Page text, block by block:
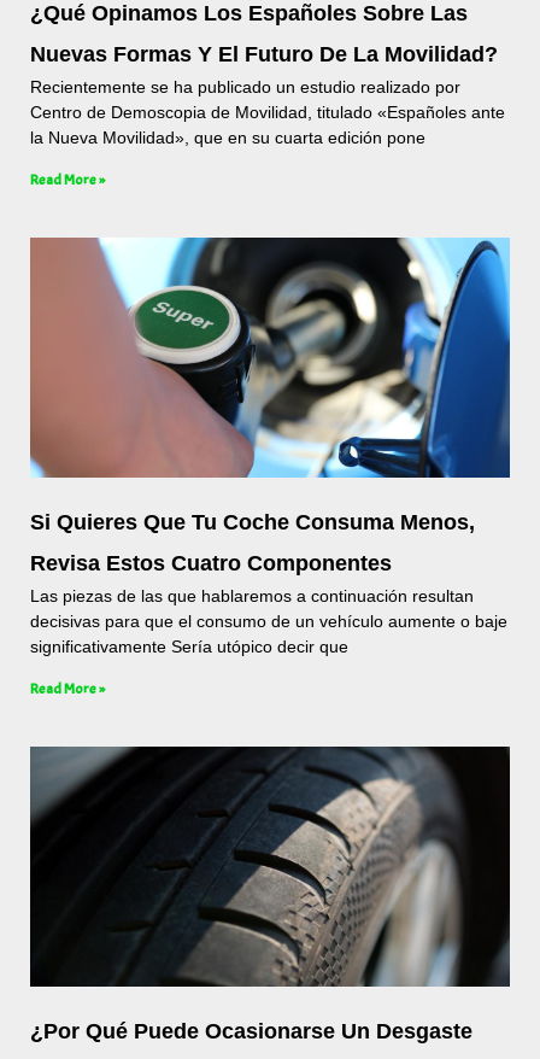
¿Qué Opinamos Los Españoles Sobre Las
Nuevas Formas Y El Futuro De La Movilidad?
Recientemente se ha publicado un estudio realizado por
Centro de Demoscopia de Movilidad, titulado «Españoles ante
la Nueva Movilidad», que en su cuarta edición pone
Read More »
Si Quieres Que Tu Coche Consuma Menos,
Revisa Estos Cuatro Componentes
Las piezas de las que hablaremos a continuación resultan
decisivas para que el consumo de un vehículo aumente o baje
significativamente Sería utópico decir que
Read More »
¿Por Qué Puede Ocasionarse Un Desgaste